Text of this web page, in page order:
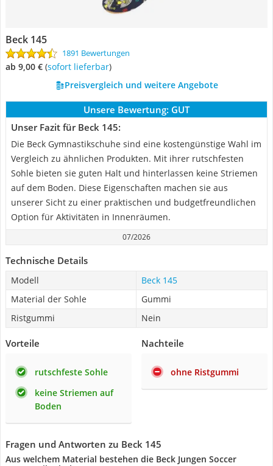
Beck 145
1891 Bewertungen
ab 9,00 € ( Sofort lieferbar)
Preisvergleich und weitere Angebote
Unsere Bewertung: GUT
Unser Fazit für Beck 145:
Die Beck Gymnastikschuhe sind eine kostengünstige Wahl im
Vergleich zu ähnlichen Produkten. Mit ihrer rutschfesten
Sohle bieten sie guten Halt und hinterlassen keine Striemen
auf dem Boden. Diese Eigenschaften machen sie aus
unserer Sicht zu einer praktischen und budgetfreundlichen
Option für Aktivitäten in Innenräumen.
07/2026
Technische Details
Modell
Beck 145
Material der Sohle
Gummi
Ristgummi
Nein
Vorteile
rutschfeste Sohle
keine Striemen auf
Boden
Nachteile
ohne Ristgummi
Fragen und Antworten zu Beck 145
Aus welchem Material bestehen die Beck Jungen Soccer